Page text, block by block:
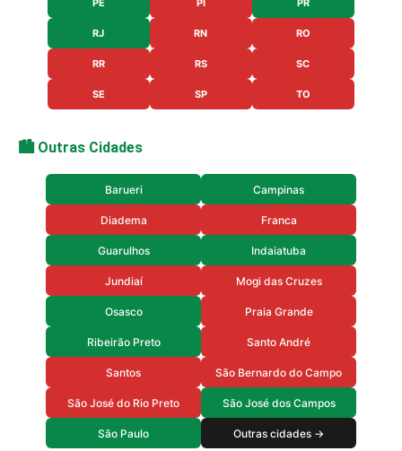
RJ RN RO
RR RS SC
SE SP TO
🏙️ Outras Cidades
Barueri Campinas
Diadema Franca
Guarulhos Indaiatuba
Jundiaí Mogi das Cruzes
Osasco Praia Grande
Ribeirão Preto Santo André
Santos São Bernardo do Campo
São José do Rio Preto São José dos Campos
São Paulo Outras cidades →